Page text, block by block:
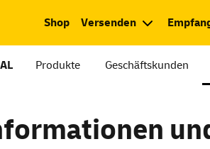
Shop Versenden
Produkte Geschäftskunden